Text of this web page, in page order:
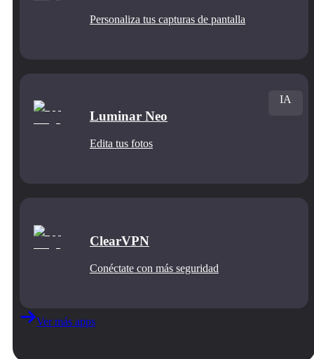
Personaliza tus capturas de pantalla
Luminar Neo
Edita tus fotos
IA
ClearVPN
Conéctate con más seguridad
Ver más apps